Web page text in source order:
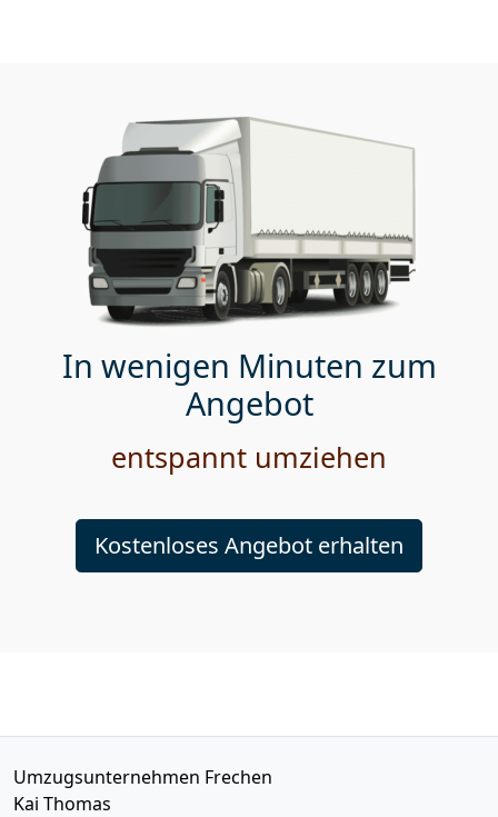
In wenigen Minuten zum
Angebot
entspannt umziehen
Kostenloses Angebot erhalten
Umzugsunternehmen Frechen
Kai Thomas